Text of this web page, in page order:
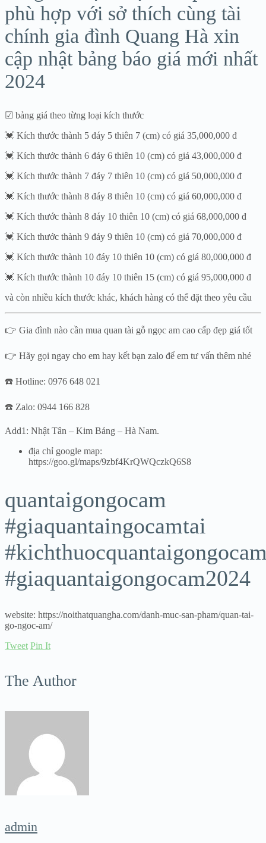
phù hợp với sở thích cùng tài
chính gia đình Quang Hà xin
cập nhật bảng báo giá mới nhất
2024
☑ bảng giá theo từng loại kích thước
💓 Kích thước thành 5 đáy 5 thiên 7 (cm) có giá 35,000,000 đ
💓 Kích thước thành 6 đáy 6 thiên 10 (cm) có giá 43,000,000 đ
💓 Kích thước thành 7 đáy 7 thiên 10 (cm) có giá 50,000,000 đ
💓 Kích thước thành 8 đáy 8 thiên 10 (cm) có giá 60,000,000 đ
💓 Kích thước thành 8 đáy 10 thiên 10 (cm) có giá 68,000,000 đ
💓 Kích thước thành 9 đáy 9 thiên 10 (cm) có giá 70,000,000 đ
💓 Kích thước thành 10 đáy 10 thiên 10 (cm) có giá 80,000,000 đ
💓 Kích thước thành 10 đáy 10 thiên 15 (cm) có giá 95,000,000 đ
và còn nhiều kích thước khác, khách hàng có thể đặt theo yêu cầu
👉 Gia đình nào cần mua quan tài gỗ ngọc am cao cấp đẹp giá tốt
👉 Hãy gọi ngay cho em hay kết bạn zalo để em tư vấn thêm nhé
☎️ Hotline: 0976 648 021
☎️ Zalo: 0944 166 828
Add1: Nhật Tân – Kim Bảng – Hà Nam.
địa chỉ google map:
https://goo.gl/maps/9zbf4KrQWQczkQ6S8
quantaigongocam
#giaquantaingocamtai
#giaquantaigongocam2024
website: https://noithatquangha.com/danh-muc-san-pham/quan-tai-
go-ngoc-am/
Tweet Pin It
The Author
admin